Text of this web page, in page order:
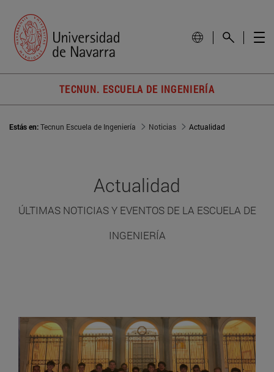
TECNUN. ESCUELA DE INGENIERÍA
Estás en:Tecnun Escuela de Ingeniería Noticias Actualidad
Actualidad
ÚLTIMAS NOTICIAS Y EVENTOS DE LA ESCUELA DE
INGENIERÍA